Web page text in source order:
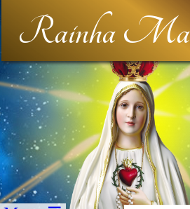
Rainha